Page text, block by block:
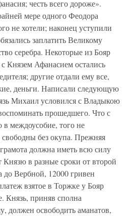
честь всего дороже».
мере одного Феодора
не хотели; наконец уступили
заплатить Великому
серебра. Некоторые из Бояр
Князем Афанасием остались
другие отдали ему все,
деньги. Написали следующую
Михаил условился с Владыкою
прошедшего. Что с
в междоусобие, того не
без окупа. Прежняя
должна иметь всю силу
в разные сроки от второй
до Вербной, 12000 гривен
взятое в Торжке у Бояр
Князь, приняв сполна
должен освободить аманатов,